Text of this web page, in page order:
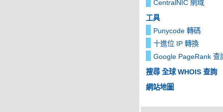
CentralNIC 網域
工具
Punycode 轉碼
十進位 IP 轉換
Google PageRank 查
搜尋 全球 WHOIS 查詢
網站地圖